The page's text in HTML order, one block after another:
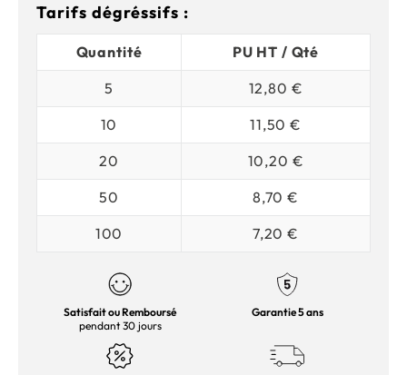
Tarifs dégréssifs :
Quantité
PU HT / Qté
5
12,80 €
10
11,50 €
20
10,20 €
50
8,70 €
100
7,20 €
Satisfait ou Remboursé
pendant 30 jours
Garantie 5 ans